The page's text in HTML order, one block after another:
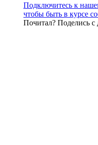
Подключитесь к
чтобы быть в курсе
Почитал? Поделись